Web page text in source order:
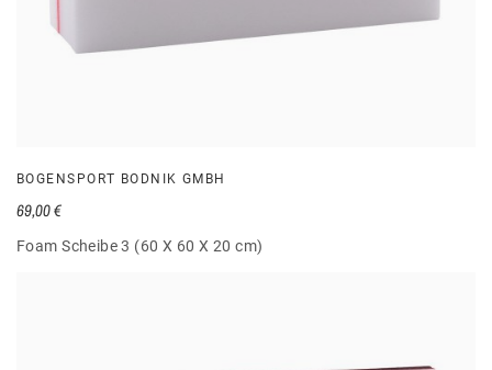
BOGENSPORT BODNIK GMBH
Foam Scheibe 3 (60 X 60 X 20 cm)
69,00 €